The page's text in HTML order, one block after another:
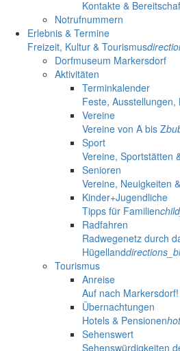
Kontakte &
Notrufnummern
Erlebnis & Termine
Freizeit, Kultur & Tourismus
Dorfmuseum Markersdorf
Aktivitäten
Terminkalender
Feste, Ausstellungen,
Vereine
Vereine von A bis Z
Sport
Vereine, Sportstätten
Senioren
Vereine, Neuigkeiten
Kinder+Jugendliche
Tipps für Familien
Radfahren
Radwegenetz durch
Hügelland
Tourismus
Anreise
Auf nach
Übernachtungen
Hotels & Pensionen
Sehenswert
Sehenswürdigkeiten